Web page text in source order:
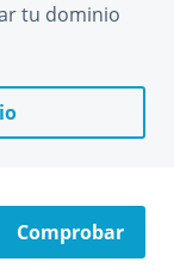
tu dominio
Comprobar